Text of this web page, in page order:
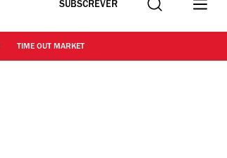
SUBSCREVER Procurar
TIME OUT MARKET